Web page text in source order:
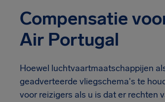
Compensatie
Air Portugal
Hoewel luchtvaartmaatschappijen
geadverteerde vliegschema's te
voor reizigers als u is dat er rechten